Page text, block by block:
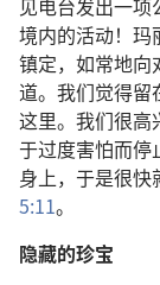
见电台发出一
境内的活动！
镇定，如常地向
道。我们觉得留
这里。我们很高
于过度害怕而停
身上，于是很
5:11。
隐藏的珍宝